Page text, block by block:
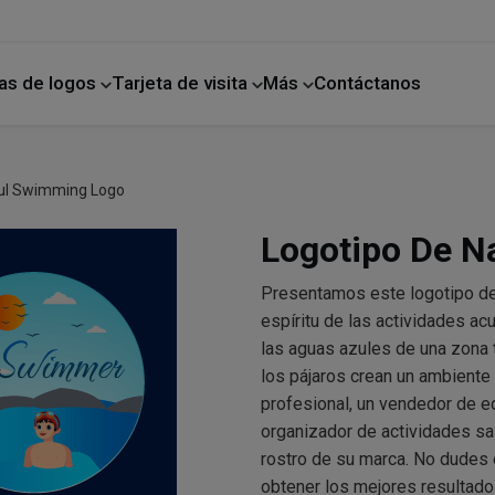
de logos Tarjeta de visita Más Contáctanos
Swimming Logo
Logotipo De
Presentamos este logotipo
espíritu de las actividades
las aguas azules de una
los pájaros crean un
profesional, un vendedor de
organizador de actividades
rostro de su marca. No dudes
obtener los mejores